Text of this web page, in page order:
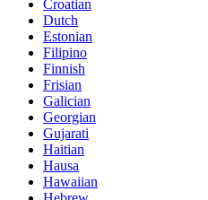
Croatian
Dutch
Estonian
Filipino
Finnish
Frisian
Galician
Georgian
Gujarati
Haitian
Hausa
Hawaiian